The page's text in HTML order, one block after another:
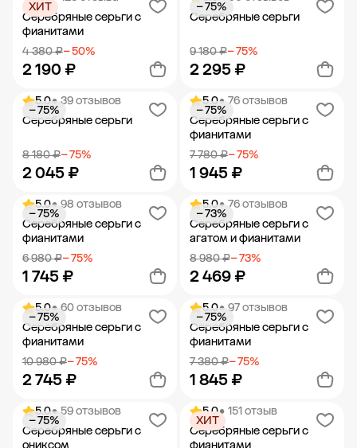
Добавить в корзину Добавить в корзину
Серебряные серьги с
фианитами
4 380 ₽− 50%
2 190 ₽
ХИТ
Добавить в корзину
Серебряные серьги
9 180 ₽− 75%
2 295 ₽
− 75%
Добавить в корзину
5.0• 39 отзывов
Серебряные серьги
8 180 ₽− 75%
2 045 ₽
− 75%
Добавить в корзину
5.0• 76 отзывов
Серебряные серьги с
фианитами
7 780 ₽− 75%
1 945 ₽
− 75%
Добавить в корзину
5.0• 98 отзывов
Серебряные серьги с
фианитами
6 980 ₽− 75%
1 745 ₽
− 75%
Добавить в корзину
5.0• 76 отзывов
Серебряные серьги с
агатом и фианитами
8 980 ₽− 73%
2 469 ₽
− 73%
Добавить в корзину
5.0• 60 отзывов
Серебряные серьги с
фианитами
10 980 ₽− 75%
2 745 ₽
− 75%
Добавить в корзину
5.0• 97 отзывов
Серебряные серьги с
фианитами
7 380 ₽− 75%
1 845 ₽
− 75%
Добавить в корзину
5.0• 59 отзывов
Серебряные серьги с
ониксом
− 75%
5.0• 151 отзыв
Серебряные серьги с
фианитами
ХИТ